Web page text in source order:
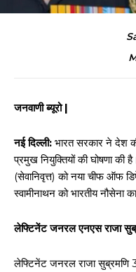
जनवाणी ब्यूरो |
नई दिल्ली: भारत सरकार ने देश
प्रमुख नियुक्तियों की घोषणा
(सेवानिवृत्त) को नया चीफ ऑफ
स्वामीनाथन को भारतीय नौसेना
लेफ्टिनेंट जनरल एनएस राजा
लेफ्टिनेंट जनरल राजा